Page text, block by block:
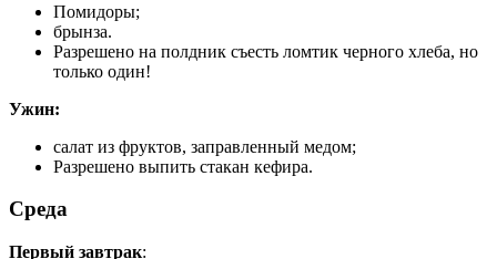
Помидоры;
брынза.
Разрешено на полдник съесть ломтик черного хлеба, но
только один!
Ужин:
салат из фруктов, заправленный медом;
Разрешено выпить стакан кефира.
Среда
Первый завтрак: